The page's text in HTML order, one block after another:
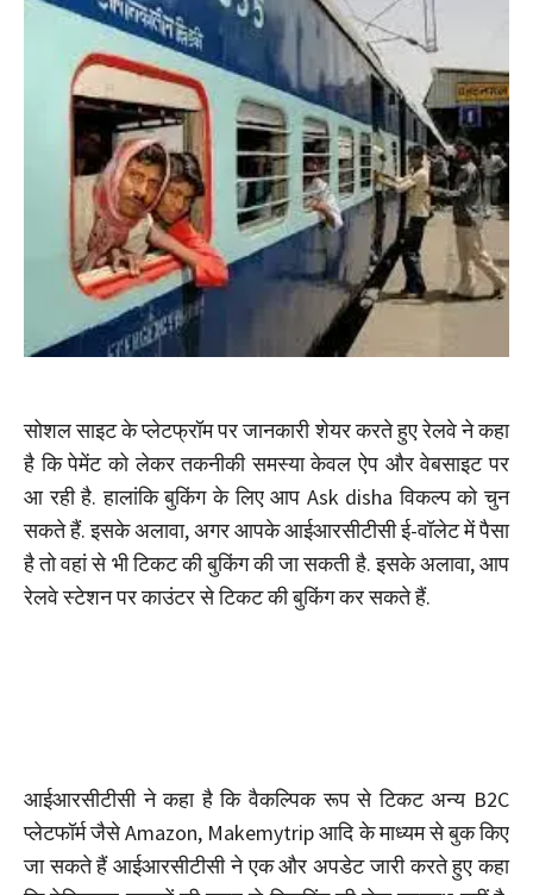
सोशल साइट के प्लेटफ्रॉम पर जानकारी शेयर करते हुए रेलवे ने कहा
है कि पेमेंट को लेकर तकनीकी समस्‍या केवल ऐप और वेबसाइट पर
आ रही है. हालांकि बुकिंग के लिए आप Ask disha विकल्‍प को चुन
सकते हैं. इसके अलावा, अगर आपके आईआरसीटीसी ई-वॉलेट में पैसा
है तो वहां से भी टिकट की बुकिंग की जा सकती है. इसके अलावा, आप
रेलवे स्‍टेशन पर काउंटर से टिकट की बुकिंग कर सकते हैं.
आईआरसीटीसी ने कहा है कि वैकल्पिक रूप से टिकट अन्य B2C
प्लेटफॉर्म जैसे Amazon, Makemytrip आदि के माध्यम से बुक किए
जा सकते हैं आईआरसीटीसी ने एक और अपडेट जारी करते हुए कहा